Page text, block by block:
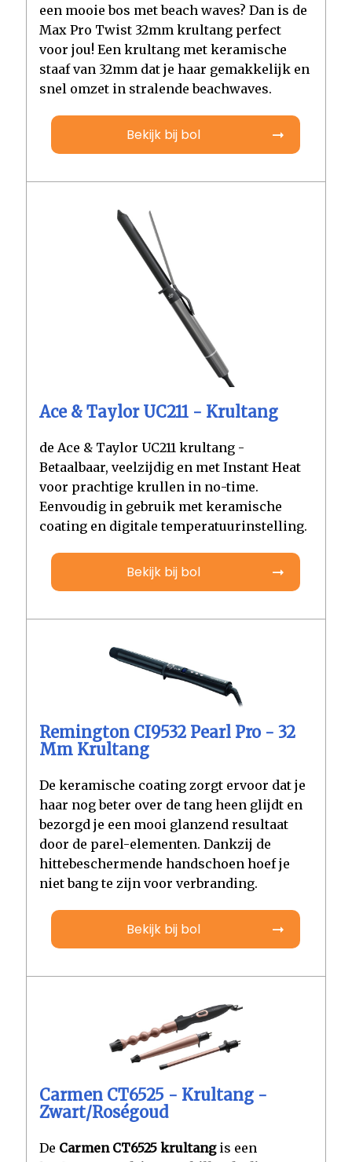
een mooie bos met beach waves? Dan is de
Max Pro Twist 32mm krultang perfect
voor jou! Een krultang met keramische
staaf van 32mm dat je haar gemakkelijk en
snel omzet in stralende beachwaves.
Bekijk bij bol
Ace & Taylor UC211 - Krultang
de Ace & Taylor UC211 krultang -
Betaalbaar, veelzijdig en met Instant Heat
voor prachtige krullen in no-time.
Eenvoudig in gebruik met keramische
coating en digitale temperatuurinstelling.
Bekijk bij bol
Remington CI9532 Pearl Pro - 32
Mm Krultang
De keramische coating zorgt ervoor dat je
haar nog beter over de tang heen glijdt en
bezorgd je een mooi glanzend resultaat
door de parel-elementen. Dankzij de
hittebeschermende handschoen hoef je
niet bang te zijn voor verbranding.
Bekijk bij bol
Carmen CT6525 - Krultang -
Zwart/Roségoud
De Carmen CT6525 krultangis een